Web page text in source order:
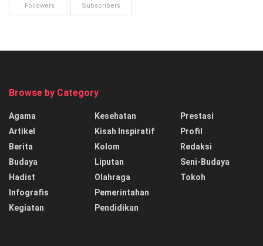
Followers Subscribers
Browse by Category
Agama
Artikel
Berita
Budaya
Hadist
Infografis
Kegiatan
Kesehatan
Kisah Inspiratif
Kolom
Liputan
Olahraga
Pemerintahan
Pendidikan
Prestasi
Profil
Redaksi
Seni-Budaya
Tokoh